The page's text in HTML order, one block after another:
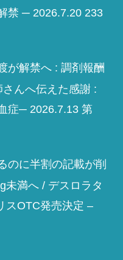
禁 ─ 2026.7.20 233
が解禁へ : 調剤報酬
んへ伝えた感謝 :
症─ 2026.7.13 第
のに半割の記載が削
未満へ / デスロラタ
スOTC発売決定 –